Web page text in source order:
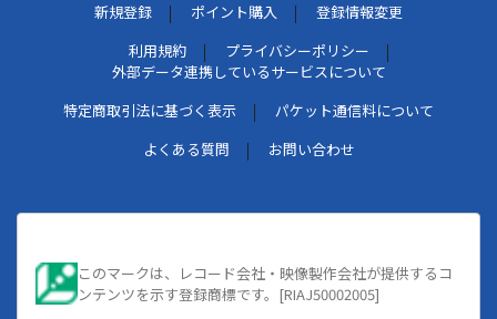
新規登録 ポイント購入
登録情報変更
利用規約
プライバシーポリシー
外部データ連携しているサービスについて
特定商取引法に基づく表示
パケット通信料について
よくある質問
お問い合わせ
このマークは、レコード会社・映像製作会社が提供するコ
ンテンツを示す登録商標です。[RIAJ50002005]